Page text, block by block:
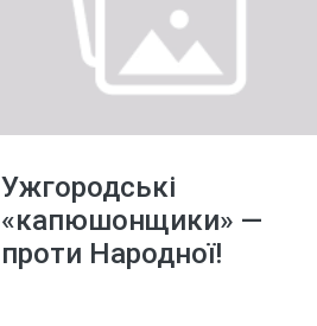
Ужгородські
«капюшонщики» —
проти Народної!